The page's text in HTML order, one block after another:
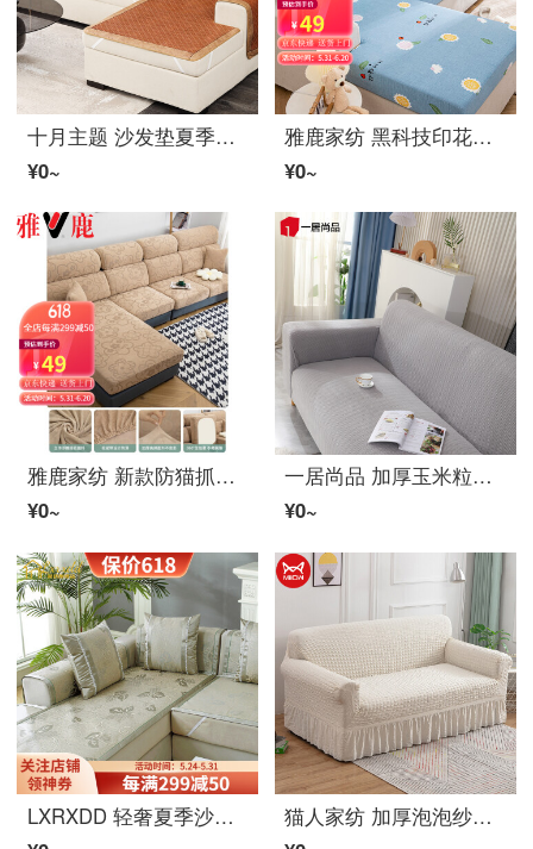
十月主题 沙发垫夏季夏天款防滑冰丝藤席坐垫客厅通用全包ソファーカバー罩全盖凉席 秋浓360套装
¥0~
雅鹿家纺 黑科技印花凉感冰丝沙发笠ソファーカバー罩全包套ファブリックソファー垫巾弹力沙发保护罩全盖 朝气葵 常规单人
¥0~
雅鹿家纺 新款防猫抓弹力沙发笠全包ソファーカバー罩防滑巾沙发全盖布组合沙发垫四季通用 太阳花-驼色【四维提花款】 靠背套M码【宽30-55cm，长60-90cm】
¥0~
一居尚品 加厚玉米粒弹力ソファーカバー沙发罩全包沙发垫四季通用沙发笠 浅灰 小三人沙发
¥0~
LXRXDD 轻奢夏季沙发垫夏天款冰丝凉席垫沙发坐垫子客厅防滑全包萬能ソファーカバー罩 绿曼 定制专拍
猫人家纺 加厚泡泡纱裙摆ソファーカバー罩全包防滑沙发巾全盖四季通用简约北欧风组合贵妃式沙发垫套防猫抓 单色蜡白 双人